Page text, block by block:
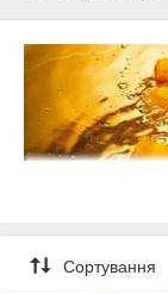
Сортування